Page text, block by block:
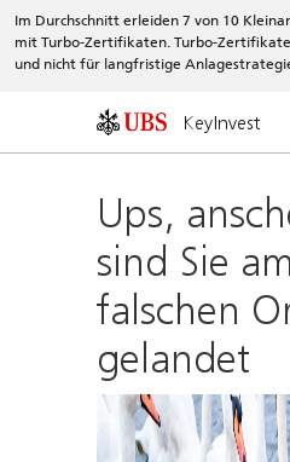
Im Durchschnitt erleiden 7 von 10
mit Turbo-Zertifikaten. Turbo-
und nicht für langfristige
KeyInvest
Ups,
sind Sie am
falschen
gelandet